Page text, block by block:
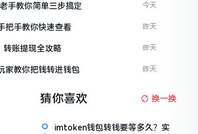
手教你简单三步搞定 今天
把手教你快速查看 昨天
账提现全攻略 昨天
家教你把钱转进钱包 昨天
猜你喜欢 换一换
imtoken钱包转钱要等多久？实